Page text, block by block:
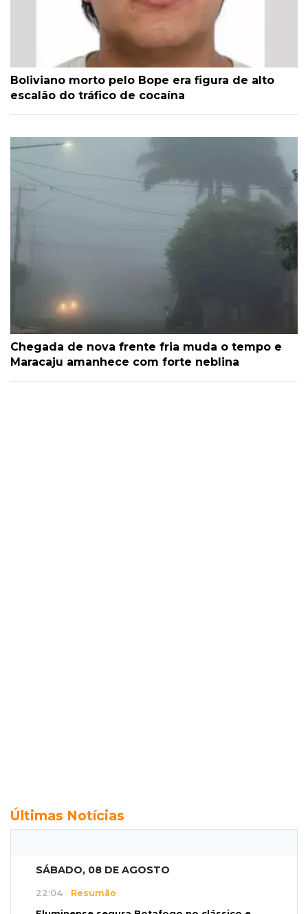
Boliviano morto pelo Bope era figura de alto
escalão do tráfico de cocaína
Chegada de nova frente fria muda o tempo e
Maracaju amanhece com forte neblina
Últimas Notícias
SÁBADO, 08 DE AGOSTO
22:04 Resumão